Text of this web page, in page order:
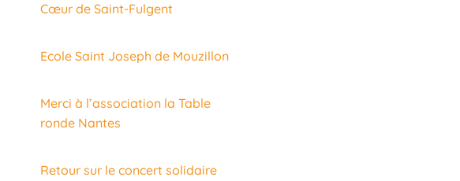
Cœur de Saint-Fulgent
Ecole Saint Joseph de Mouzillon
Merci à l’association la Table
ronde Nantes
Retour sur le concert solidaire